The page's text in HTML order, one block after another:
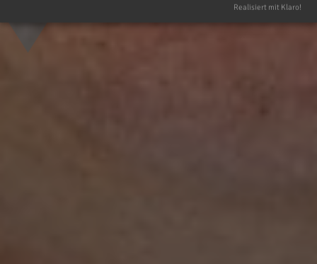
Realisiert mit Klaro!